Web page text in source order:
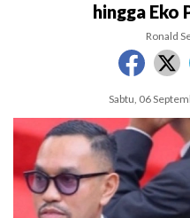
hingga Eko
Ronald
Sabtu, 06